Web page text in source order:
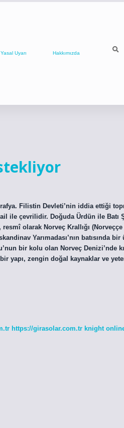
Yasal Uyarı Hakkımızda
Filistin Devleti’nin iddia ettiği
ile çevrilidir. Doğuda Ürdün ile
olarak Norveç Krallığı
Yarımadası’nın batısında
bir kolu olan Norveç Denizi’nde
yapı, zengin doğal kaynaklar ve
https://girasolar.com.tr knight